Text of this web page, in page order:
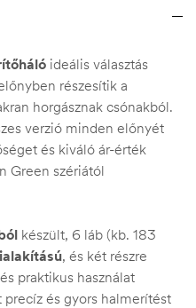
ideális választás
részesítik a
horgásznak csónakból.
verzió minden előnyét
és kiváló ár-érték
Green szériától
készült, 6 láb (kb. 183
, és két részre
praktikus használat
és gyors halmerítést